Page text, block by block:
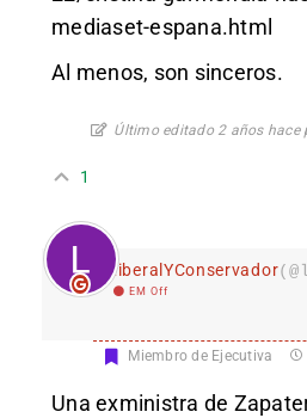
mediaset-espana.html
Al menos, son sinceros.
Último editado 2 años hace
1
LiberalYConservador
EM Off
Miembro de Ejecutiva
Una exministra de